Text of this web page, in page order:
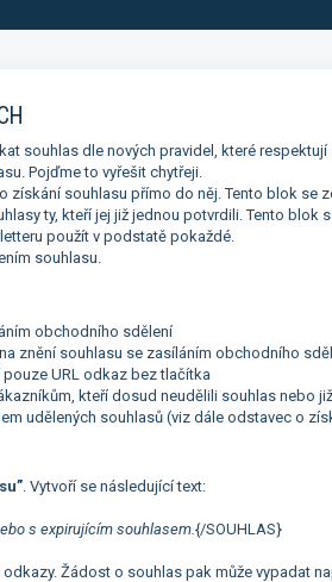
souhlas dle nových pravidel, které respektují
Pojďme to vyřešit chytřeji.
získání souhlasu přímo do něj. Tento blok se
ty, kteří jej již jednou potvrdili. Tento blok
použít v podstatě pokaždé.
souhlasu.
obchodního sdělení
znění souhlasu se zasíláním obchodního
URL odkaz bez tlačítka
kteří dosud neudělili souhlas nebo
udělených souhlasů (viz dále odstavec o
. Vytvoří se následující text:
s expirujícím souhlasem.{/SOUHLAS}
Žádost o souhlas pak může vypadat